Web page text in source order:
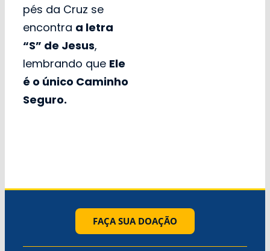
pés da Cruz se
encontra a letra
“S” de Jesus,
lembrando que Ele
é o único Caminho
Seguro.
FAÇA SUA DOAÇÃO